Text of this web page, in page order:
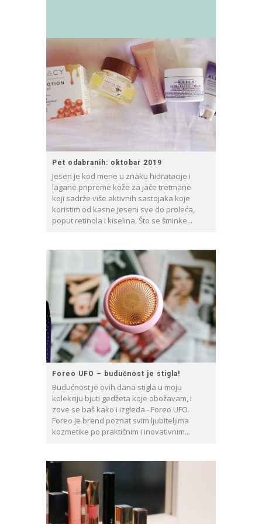
Pet odabranih: oktobar 2019
Jesen je kod mene u znaku hidratacije i
lagane pripreme kože za jače tretmane
koji sadrže više aktivnih sastojaka koje
koristim od kasne jeseni sve do proleća,
poput retinola i kiselina. Što se šminke...
Foreo UFO – budućnost je stigla!
Budućnost je ovih dana stigla u moju
kolekciju bjuti gedžeta koje obožavam, i
zove se baš kako i izgleda - Foreo UFO.
Foreo je brend poznat svim ljubiteljima
kozmetike po praktičnim i inovativnim...